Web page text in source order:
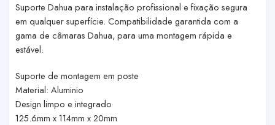
Suporte Dahua para instalação profissional e fixação segura
em qualquer superfície. Compatibilidade garantida com a
gama de câmaras Dahua, para uma montagem rápida e
estável.
Suporte de montagem em poste
Material: Aluminio
Design limpo e integrado
125.6mm x 114mm x 20mm